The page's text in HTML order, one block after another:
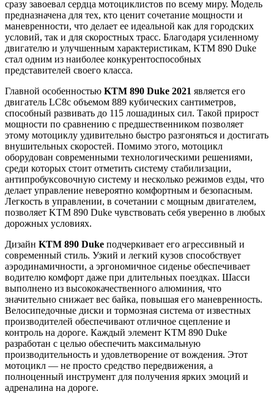
сразу завоевал сердца мотоциклистов по всему миру. Модель
предназначена для тех, кто ценит сочетание мощности и
маневренности, что делает ее идеальной как для городских
условий, так и для скоростных трасс. Благодаря усиленному
двигателю и улучшенным характеристикам, KTM 890 Duke
стал одним из наиболее конкурентоспособных
представителей своего класса.
Главной особенностью KTM 890 Duke 2021 является его
двигатель LC8c объемом 889 кубических сантиметров,
способный развивать до 115 лошадиных сил. Такой прирост
мощности по сравнению с предшественником позволяет
этому мотоциклу удивительно быстро разгоняться и достигать
внушительных скоростей. Помимо этого, мотоцикл
оборудован современными технологическими решениями,
среди которых стоит отметить систему стабилизации,
антипробуксовочную систему и несколько режимов езды, что
делает управление невероятно комфортным и безопасным.
Легкость в управлении, в сочетании с мощным двигателем,
позволяет KTM 890 Duke чувствовать себя уверенно в любых
дорожных условиях.
Дизайн KTM 890 Duke подчеркивает его агрессивный и
современный стиль. Узкий и легкий кузов способствует
аэродинамичности, а эргономичное сиденье обеспечивает
водителю комфорт даже при длительных поездках. Шасси
выполнено из высококачественного алюминия, что
значительно снижает вес байка, повышая его маневренность.
Велосипедочные диски и тормозная система от известных
производителей обеспечивают отличное сцепление и
контроль на дороге. Каждый элемент KTM 890 Duke
разработан с целью обеспечить максимальную
производительность и удовлетворение от вождения. Этот
мотоцикл — не просто средство передвижения, а
полноценный инструмент для получения ярких эмоций и
адреналина на дороге.